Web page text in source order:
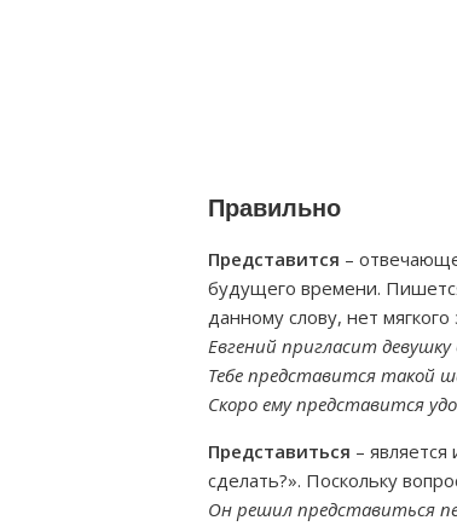
Правильно
Представится –
будущего времени.
данному слову, нет мягкого
Евгений пригласит
Тебе представится такой
Скоро ему представится
Представиться –
сделать?». Поскольку
Он решил представиться